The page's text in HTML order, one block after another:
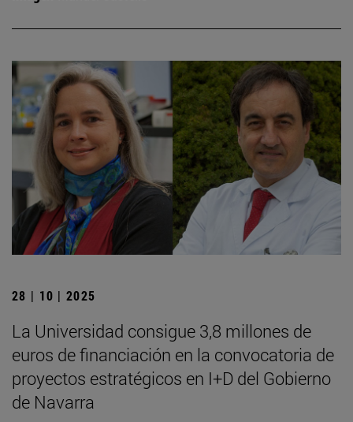
28 | 10 | 2025
La Universidad consigue 3,8 millones de
euros de financiación en la convocatoria de
proyectos estratégicos en I+D del Gobierno
de Navarra